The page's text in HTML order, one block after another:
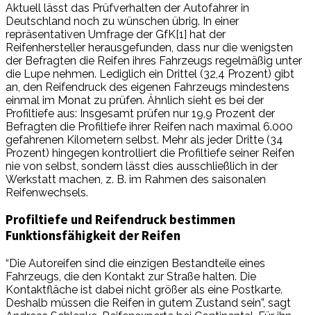
Aktuell lässt das Prüfverhalten der Autofahrer in
Deutschland noch zu wünschen übrig. In einer
repräsentativen Umfrage der GfK[1] hat der
Reifenhersteller herausgefunden, dass nur die wenigsten
der Befragten die Reifen ihres Fahrzeugs regelmäßig unter
die Lupe nehmen. Lediglich ein Drittel (32,4 Prozent) gibt
an, den Reifendruck des eigenen Fahrzeugs mindestens
einmal im Monat zu prüfen. Ähnlich sieht es bei der
Profiltiefe aus: Insgesamt prüfen nur 19,9 Prozent der
Befragten die Profiltiefe ihrer Reifen nach maximal 6.000
gefahrenen Kilometern selbst. Mehr als jeder Dritte (34
Prozent) hingegen kontrolliert die Profiltiefe seiner Reifen
nie von selbst, sondern lässt dies ausschließlich in der
Werkstatt machen, z. B. im Rahmen des saisonalen
Reifenwechsels.
Profiltiefe und Reifendruck bestimmen
Funktionsfähigkeit der Reifen
“Die Autoreifen sind die einzigen Bestandteile eines
Fahrzeugs, die den Kontakt zur Straße halten. Die
Kontaktfläche ist dabei nicht größer als eine Postkarte.
Deshalb müssen die Reifen in gutem Zustand sein”, sagt